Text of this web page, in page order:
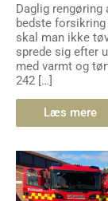
Daglig
bedste
skal man ikke
sprede sig efter
med varmt og
242 […]
Læs mere